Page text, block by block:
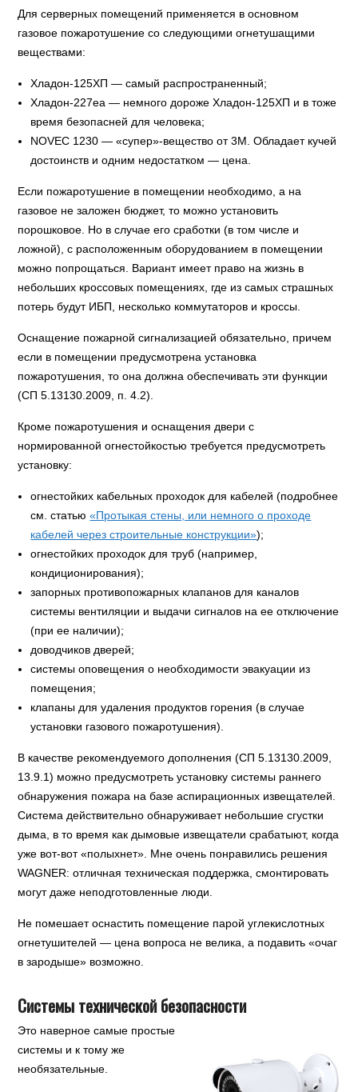
Для серверных помещений применяется в основном
газовое пожаротушение со следующими огнетушащими
веществами:
Хладон-125ХП — самый распространенный;
Хладон-227еа — немного дороже Хладон-125ХП и в тоже
время безопасней для человека;
NOVEC 1230 — «супер»-вещество от 3M. Обладает кучей
достоинств и одним недостатком — цена.
Если пожаротушение в помещении необходимо, а на
газовое не заложен бюджет, то можно установить
порошковое. Но в случае его сработки (в том числе и
ложной), с расположенным оборудованием в помещении
можно попрощаться. Вариант имеет право на жизнь в
небольших кроссовых помещениях, где из самых страшных
потерь будут ИБП, несколько коммутаторов и кроссы.
Оснащение пожарной сигнализацией обязательно, причем
если в помещении предусмотрена установка
пожаротушения, то она должна обеспечивать эти функции
(СП 5.13130.2009, п. 4.2).
Кроме пожаротушения и оснащения двери с
нормированной огнестойкостью требуется предусмотреть
установку:
огнестойких кабельных проходок для кабелей (подробнее
см. статью«Протыкая стены, или немного о проходе
кабелей через строительные конструкции»);
огнестойких проходок для труб (например,
кондиционирования);
запорных противопожарных клапанов для каналов
системы вентиляции и выдачи сигналов на ее отключение
(при ее наличии);
доводчиков дверей;
системы оповещения о необходимости эвакуации из
помещения;
клапаны для удаления продуктов горения (в случае
установки газового пожаротушения).
В качестве рекомендуемого дополнения (СП 5.13130.2009,
13.9.1) можно предусмотреть установку системы раннего
обнаружения пожара на базе аспирационных извещателей.
Система действительно обнаруживает небольшие сгустки
дыма, в то время как дымовые извещатели срабатыют, когда
уже вот-вот «полыхнет». Мне очень понравились решения
WAGNER: отличная техническая поддержка, смонтировать
могут даже неподготовленные люди.
Не помешает оснастить помещение парой углекислотных
огнетушителей — цена вопроса не велика, а подавить «очаг
в зародыше» возможно.
Системы технической безопасности
Это наверное самые простые
системы и к тому же
необязательные.